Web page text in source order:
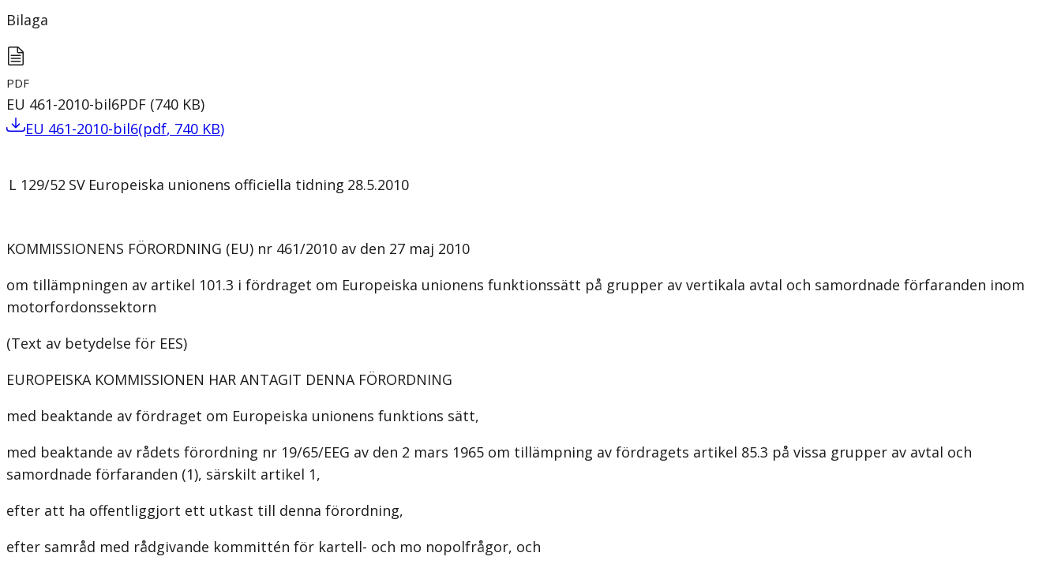
Bilaga
PDF
EU 461-2010-bil6PDF (740 KB)
EU 461-2010-bil6(pdf, 740 KB)
L 129/52 SV Europeiska unionens officiella tidning 28.5.2010
KOMMISSIONENS FÖRORDNING (EU) nr 461/2010 av den 27 maj 2010
om tillämpningen av artikel 101.3 i fördraget om Europeiska unionens funktionssätt på grupper av vertikala avtal och samordnade förfaranden inom
motorfordonssektorn
(Text av betydelse för EES)
EUROPEISKA KOMMISSIONEN HAR ANTAGIT DENNA FÖRORDNING
med beaktande av fördraget om Europeiska unionens funktions­ sätt,
med beaktande av rådets förordning nr 19/65/EEG av den 2 mars 1965 om tillämpning av fördragets artikel 85.3 på vissa grupper av avtal och
samordnade förfaranden (1), särskilt artikel 1,
efter att ha offentliggjort ett utkast till denna förordning,
efter samråd med rådgivande kommittén för kartell- och mo­ nopolfrågor, och